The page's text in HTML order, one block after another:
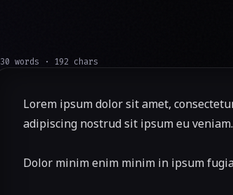
30 words · 192 chars
Lorem ipsum dolor sit amet,
adipiscing nostrud sit ipsum eu veniam.
Dolor minim enim minim in ipsum